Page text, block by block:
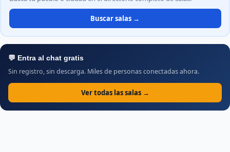
Buscar salas →
💬 Entra al chat gratis
Sin registro, sin descarga. Miles de personas conectadas ahora.
Ver todas las salas →